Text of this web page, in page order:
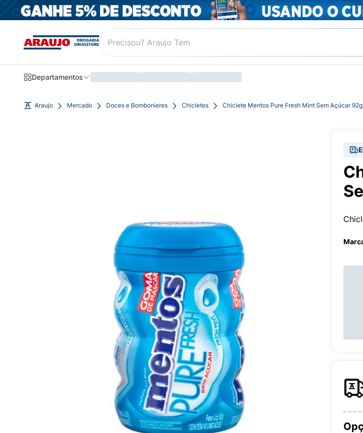
Departamentos
Araujo Mercado Doces e Bombonieres Chicletes Chiclete Mentos Pure Fresh Mint Sem Açúcar 92g